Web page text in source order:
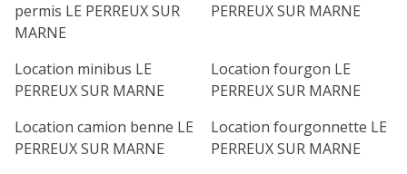
permis LE PERREUX SUR
MARNE
PERREUX SUR MARNE
Location minibus LE
PERREUX SUR MARNE
Location fourgon LE
PERREUX SUR MARNE
Location camion benne LE
PERREUX SUR MARNE
Location fourgonnette LE
PERREUX SUR MARNE